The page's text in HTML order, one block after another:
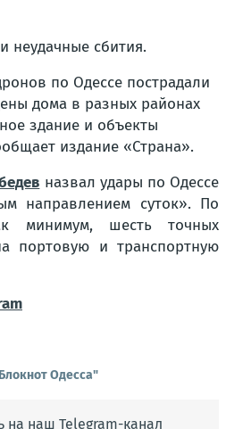
неудачные сбития.
по Одессе пострадали
дома в разных районах
здание и объекты
издание «Страна».
назвал удары по Одессе
направлением суток». По
минимум, шесть точных
портовую и транспортную
Одесса"
на наш Telegram-канал